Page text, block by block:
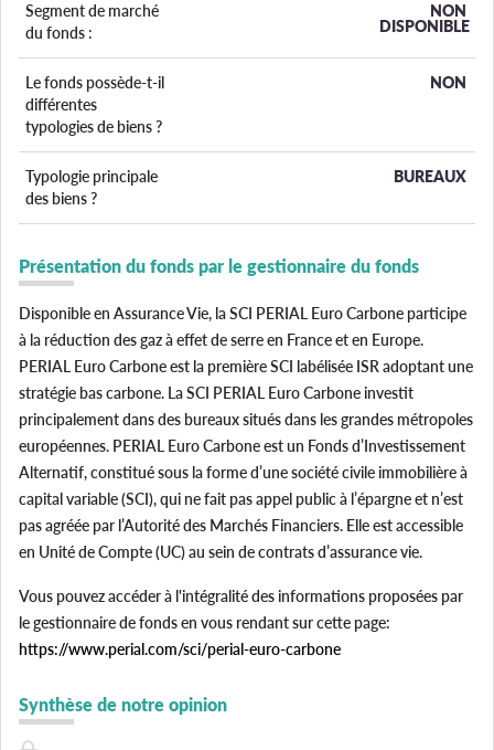
Segment de marché
du fonds :
NON
DISPONIBLE
Le fonds possède-t-il
différentes
typologies de biens ?
NON
Typologie principale
des biens ?
BUREAUX
Présentation du fonds par le gestionnaire du fonds
Disponible en Assurance Vie, la SCI PERIAL Euro Carbone participe
à la réduction des gaz à effet de serre en France et en Europe.
PERIAL Euro Carbone est la première SCI labélisée ISR adoptant une
stratégie bas carbone. La SCI PERIAL Euro Carbone investit
principalement dans des bureaux situés dans les grandes métropoles
européennes. PERIAL Euro Carbone est un Fonds d’Investissement
Alternatif, constitué sous la forme d’une société civile immobilière à
capital variable (SCI), qui ne fait pas appel public à l’épargne et n’est
pas agréée par l’Autorité des Marchés Financiers. Elle est accessible
en Unité de Compte (UC) au sein de contrats d’assurance vie.
Vous pouvez accéder à l'intégralité des informations proposées par
le gestionnaire de fonds en vous rendant sur cette page:
https://www.perial.com/sci/perial-euro-carbone
Synthèse de notre opinion